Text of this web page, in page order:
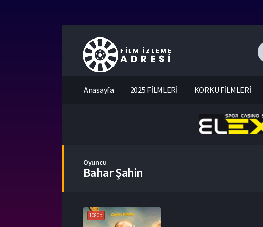
Anasayfa 2025 FİLMLERİ KORKU FİLMLERİ
Oyuncu
Bahar Şahin
1080p